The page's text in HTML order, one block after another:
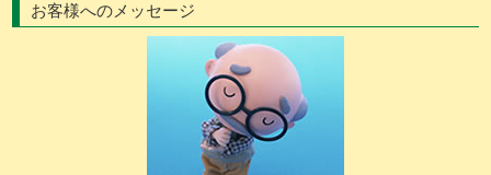
お客様へのメッセージ